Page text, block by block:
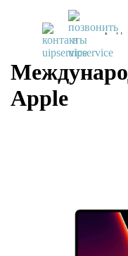
UiPservice »
Apple